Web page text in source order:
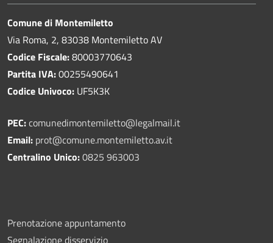
Comune di Montemiletto
Via Roma, 2, 83038 Montemiletto AV
Codice Fiscale:80003770643
Partita IVA:00255490641
Codice Univoco: UF5K3K
PEC:comunedimontemiletto@legalmail.it
Email: prot@comune.montemiletto.av.it
Centralino Unico:0825 963003
Prenotazione appuntamento
Segnalazione disservizio